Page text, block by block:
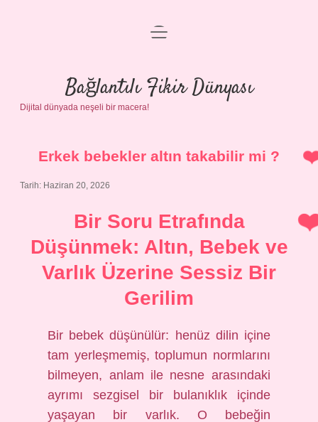
Anasayfa
Gizlilik Politikası
Yasal Uyarı
menüyü
Bağlantılı Fikir Dünyası
Dijital dünyada neşeli bir macera!
Erkek bebekler altın takabilir mi ?
Tarih: Haziran 20, 2026
Bir Soru Etrafında
Düşünmek: Altın, Bebek ve
Varlık Üzerine Sessiz Bir
Gerilim
Bir bebek düşünülür: henüz dilin içine
tam yerleşmemiş, toplumun normlarını
bilmeyen, anlam ile nesne arasındaki
ayrımı sezgisel bir bulanıklık içinde
yaşayan bir varlık. O bebeğin